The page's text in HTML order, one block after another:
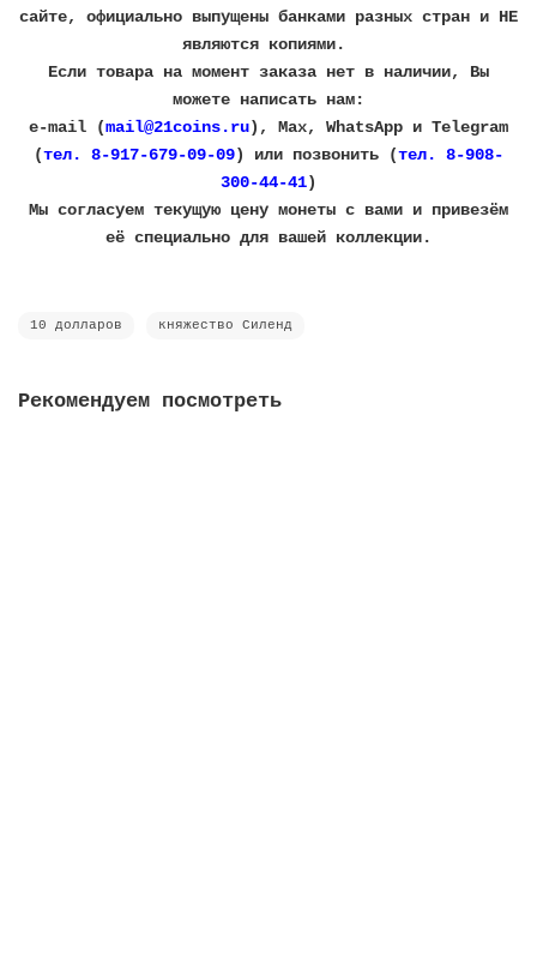
сайте, официально выпущены банками разных стран и НЕ
являются копиями.
Если товара на момент заказа нет в наличии, Вы
можете написать нам:
e-mail (mail@21coins.ru), Max, WhatsApp и Telegram
(тел. 8-917-679-09-09) или позвонить (тел. 8-908-
300-44-41)
​Мы согласуем текущую цену монеты с вами и привезём
её специально для вашей коллекции.
10 долларов княжество Силенд
Рекомендуем посмотреть